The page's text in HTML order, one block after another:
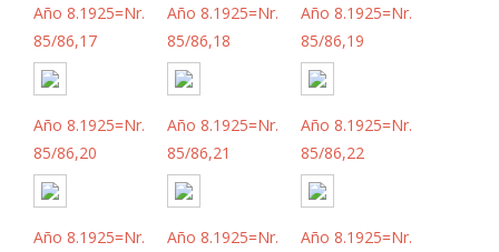
Año 8.1925=Nr.
85/86,17
Año 8.1925=Nr.
85/86,18
Año 8.1925=Nr.
85/86,19
Año 8.1925=Nr.
85/86,20
Año 8.1925=Nr.
85/86,21
Año 8.1925=Nr.
85/86,22
Año 8.1925=Nr.
Año 8.1925=Nr.
Año 8.1925=Nr.